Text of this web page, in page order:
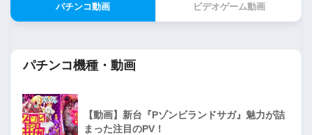
パチンコ動画 ビデオゲーム動画
パチンコ機種・動画
【動画】新台『Pゾンビランドサガ』魅力が詰
まった注目のPV！